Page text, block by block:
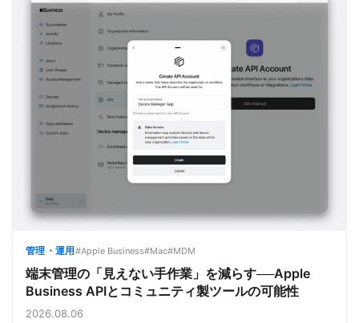
管理・運用#Apple Business#Mac#MDM
端末管理の「見えない手作業」を減らす──Apple
Business APIとコミュニティ製ツールの可能性
2026.08.06